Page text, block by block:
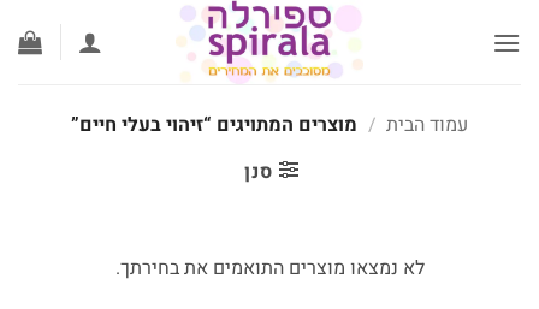
לתוכן
עמוד הבית / מוצרים המתויגים “זיהוי בעלי חיים”
סנן
לא נמצאו מוצרים התואמים את בחירתך.